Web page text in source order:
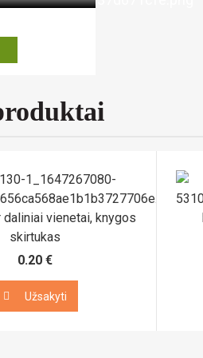
daliniai vienetai, knygos
skirtukas
0.20 €
Užsakyti
Užsakyti